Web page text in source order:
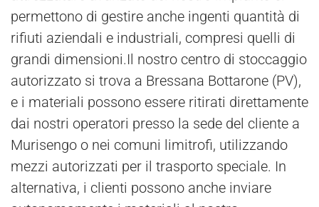
permettono di gestire anche ingenti quantità di
rifiuti aziendali e industriali, compresi quelli di
grandi dimensioni.Il nostro centro di stoccaggio
autorizzato si trova a Bressana Bottarone (PV),
e i materiali possono essere ritirati direttamente
dai nostri operatori presso la sede del cliente a
Murisengo o nei comuni limitrofi, utilizzando
mezzi autorizzati per il trasporto speciale. In
alternativa, i clienti possono anche inviare